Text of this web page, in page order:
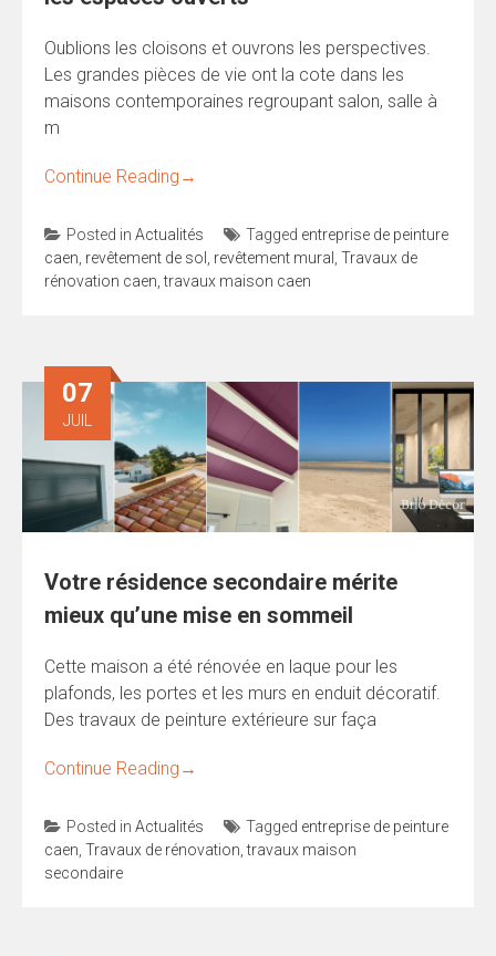
Oublions les cloisons et ouvrons les perspectives.
Les grandes pièces de vie ont la cote dans les
maisons contemporaines regroupant salon, salle à
m
Continue Reading →
Posted in Actualités Tagged entreprise de peinture
caen revêtement de sol revêtement mural
Travaux de
rénovation caen ,travaux maison caen
07
JUIL
Votre résidence secondaire mérite
mieux qu’une mise en sommeil
Cette maison a été rénovée en laque pour les
plafonds, les portes et les murs en enduit décoratif.
Des travaux de peinture extérieure sur faça
Continue Reading →
Posted in Actualités Tagged entreprise de peinture
caen Travaux de rénovation ,travaux maison
secondaire